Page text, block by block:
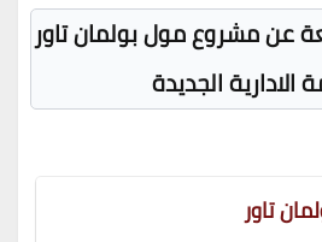
عن مشروع مول بولمان تاور
الادارية الجديدة
تاور